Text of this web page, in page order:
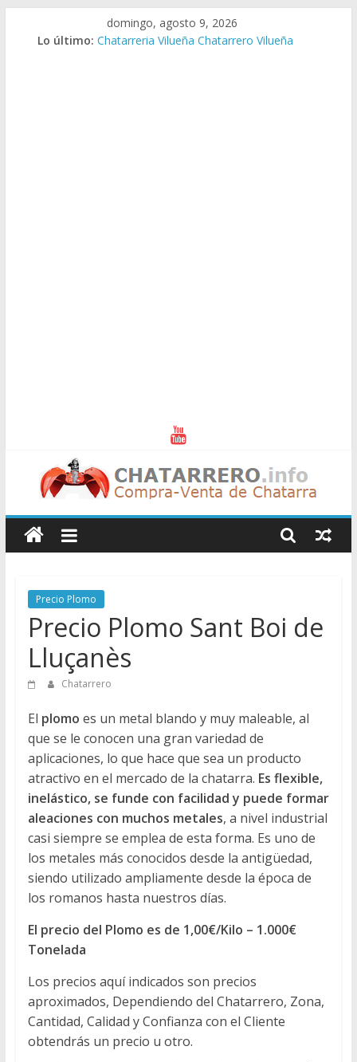
domingo, agosto 9, 2026
Lo último: Chatarreria Vilueña Chatarrero Vilueña
Chatarreros
–
Precio
de
Chatarra
Directorio
de
Chatarreros
para
vender
Chatarra
Precio Plomo
Precio Plomo Sant Boi de
Lluçanès
Chatarrero
El plomo es un metal blando y muy maleable, al
que se le conocen una gran variedad de
aplicaciones, lo que hace que sea un producto
atractivo en el mercado de la chatarra. Es flexible,
inelástico, se funde con facilidad y puede formar
aleaciones con muchos metales, a nivel industrial
casi siempre se emplea de esta forma. Es uno de
los metales más conocidos desde la antigüedad,
siendo utilizado ampliamente desde la época de
los romanos hasta nuestros días.
El precio del Plomo es de 1,00€/Kilo – 1.000€
Tonelada
Los precios aquí indicados son precios
aproximados, Dependiendo del Chatarrero, Zona,
Cantidad, Calidad y Confianza con el Cliente
obtendrás un precio u otro.